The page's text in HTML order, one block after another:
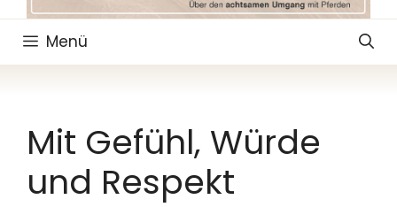
Menü
Mit Gefühl, Würde
und Respekt